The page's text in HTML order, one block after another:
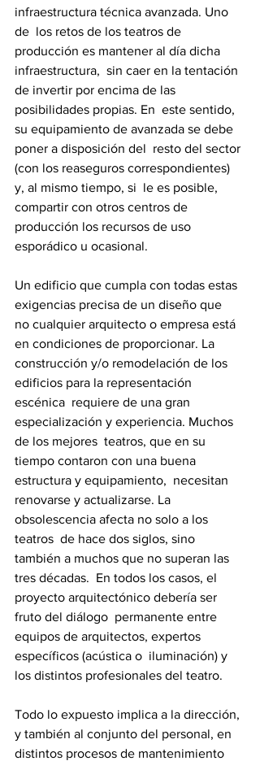
infraestructura técnica avanzada. Uno
de  los retos de los teatros de
producción es mantener al día dicha
infraestructura,  sin caer en la tentación
de invertir por encima de las
posibilidades propias. En  este sentido,
su equipamiento de avanzada se debe
poner a disposición del  resto del sector
(con los reaseguros correspondientes)
y, al mismo tiempo, si  le es posible,
compartir con otros centros de
producción los recursos de uso
esporádico u ocasional.
Un edificio que cumpla con todas estas
exigencias precisa de un diseño que
no cualquier arquitecto o empresa está
en condiciones de proporcionar. La
construcción y/o remodelación de los
edificios para la representación
escénica  requiere de una gran
especialización y experiencia. Muchos
de los mejores  teatros, que en su
tiempo contaron con una buena
estructura y equipamiento,  necesitan
renovarse y actualizarse. La
obsolescencia afecta no solo a los
teatros  de hace dos siglos, sino
también a muchos que no superan las
tres décadas.  En todos los casos, el
proyecto arquitectónico debería ser
fruto del diálogo  permanente entre
equipos de arquitectos, expertos
específicos (acústica o  iluminación) y
los distintos profesionales del teatro.
Todo lo expuesto implica a la dirección,
y también al conjunto del personal, en
distintos procesos de mantenimiento